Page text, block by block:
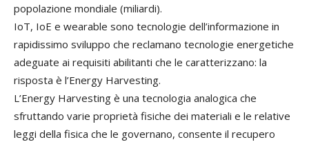
popolazione mondiale (miliardi).
IoT, IoE e wearable sono tecnologie dell’informazione in
rapidissimo sviluppo che reclamano tecnologie energetiche
adeguate ai requisiti abilitanti che le caratterizzano: la
risposta è l’Energy Harvesting.
L’Energy Harvesting è una tecnologia analogica che
sfruttando varie proprietà fisiche dei materiali e le relative
leggi della fisica che le governano, consente il recupero